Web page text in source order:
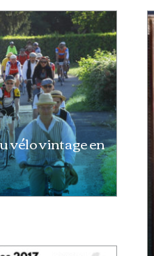
vélo vintage en